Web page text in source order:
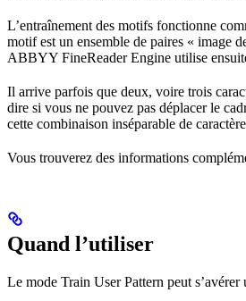
L’entraînement des motifs fonctionne
motif est un ensemble de paires « image
ABBYY FineReader Engine utilise
Il arrive parfois que deux, voire trois
dire si vous ne pouvez pas déplacer le
cette combinaison inséparable de
Vous trouverez des informations
Quand l’utiliser
Le mode Train User Pattern peut s’avérer